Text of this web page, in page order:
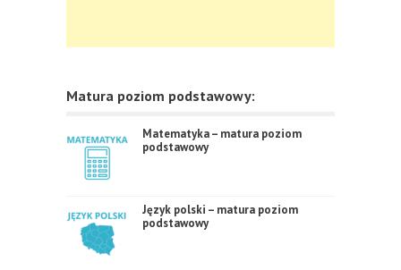
Matura poziom podstawowy:
Matematyka – matura poziom
podstawowy
Język polski – matura poziom
podstawowy